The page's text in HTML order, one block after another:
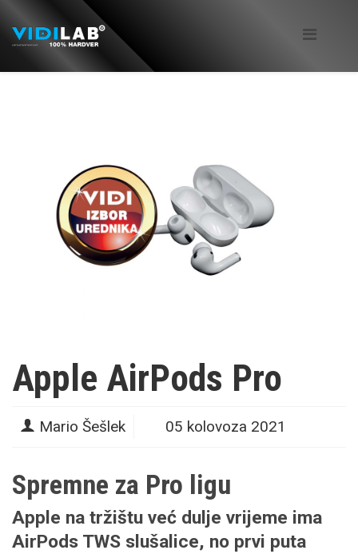
Apple AirPods Pro
Mario Šešlek 05 kolovoza 2021
Spremne za Pro ligu
Apple na tržištu već dulje vrijeme ima
AirPods TWS slušalice, no prvi puta